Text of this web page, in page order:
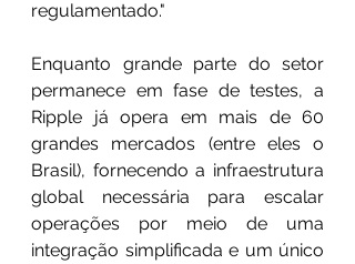
regulamentado."
Enquanto grande parte do setor
permanece em fase de testes, a
Ripple já opera em mais de 60
grandes mercados (entre eles o
Brasil), fornecendo a infraestrutura
global necessária para escalar
operações por meio de uma
integração simplificada e um único